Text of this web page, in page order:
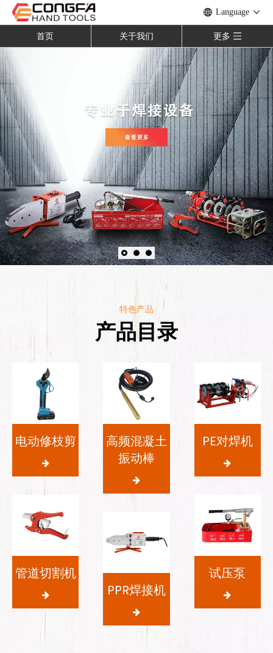
Language
首页 关于我们 更多
特色产品
产品目录
电动修枝剪
管道切割机
高频混凝土
振动棒
PPR焊接机
PE对焊机
试压泵